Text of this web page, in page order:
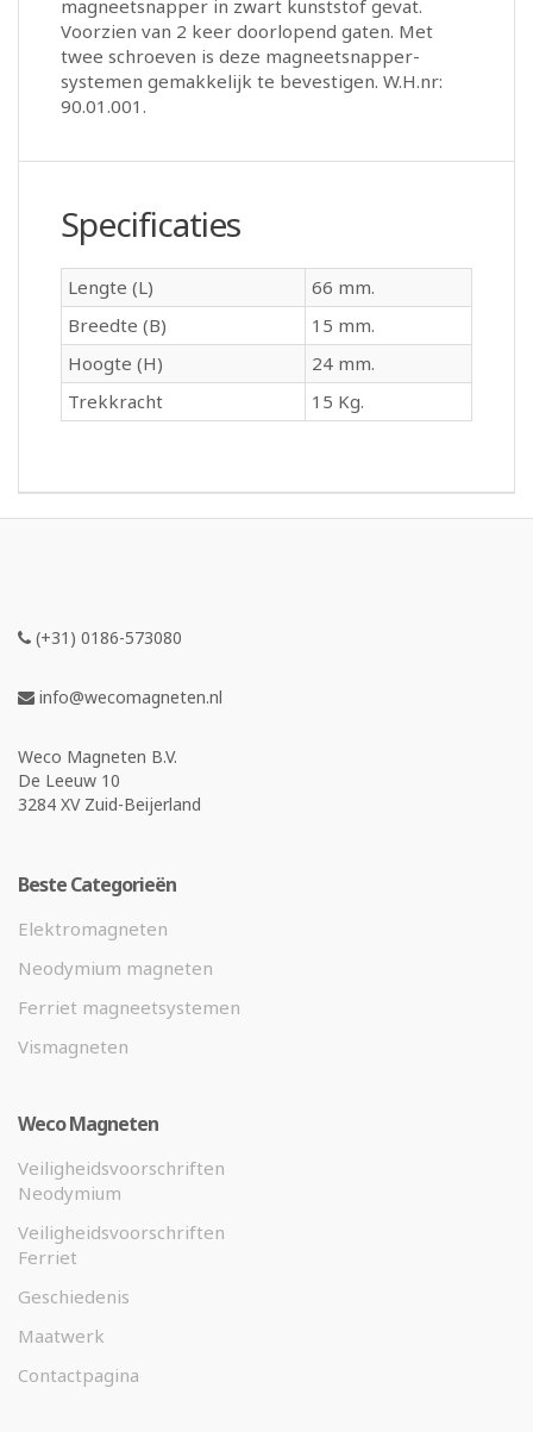
magneetsnapper in zwart kunststof gevat.
Voorzien van 2 keer doorlopend gaten. Met
twee schroeven is deze magneetsnapper-
systemen gemakkelijk te bevestigen. W.H.nr:
90.01.001.
Specificaties
Lengte (L)
66 mm.
Breedte (B)
15 mm.
Hoogte (H)
24 mm.
Trekkracht
15 Kg.
(+31) 0186-573080
info@wecomagneten.nl
Weco Magneten B.V.
De Leeuw 10
3284 XV Zuid-Beijerland
Beste Categorieën
Elektromagneten
Neodymium magneten
Ferriet magneetsystemen
Vismagneten
Weco Magneten
Veiligheidsvoorschriften
Neodymium
Veiligheidsvoorschriften
Ferriet
Geschiedenis
Maatwerk
Contactpagina